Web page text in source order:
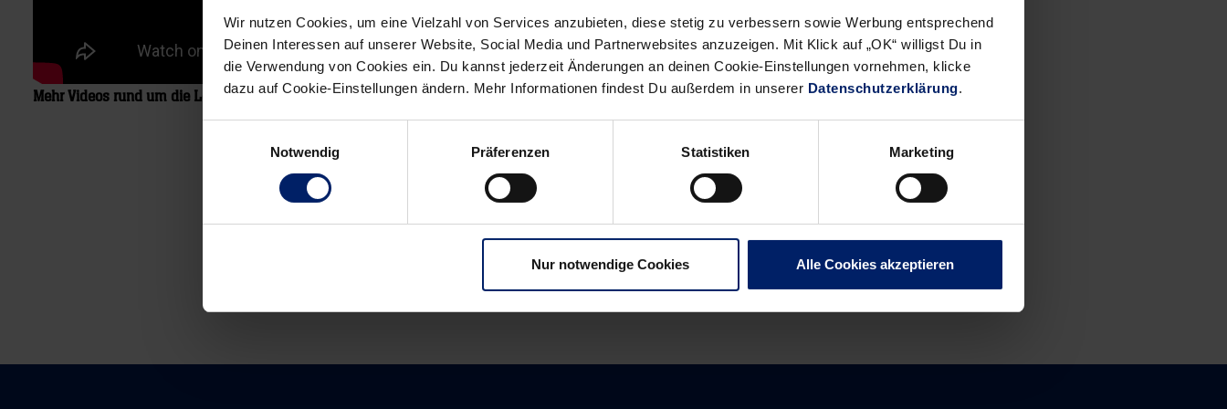
Wir nutzen Cookies, um eine Vielzahl von Services anzubieten, diese stetig zu verbessern sowie Werbung entsprechend
Deinen Interessen auf unserer Website, Social Media und Partnerwebsites anzuzeigen. Mit Klick auf „OK“ willigst Du in
die Verwendung von Cookies ein. Du kannst jederzeit Änderungen an deinen Cookie-Einstellungen vornehmen, klicke
dazu auf Cookie-Einstellungen ändern. Mehr Informationen findest Du außerdem in unserer Datenschutzerklärung.
Notwendig
Präferenzen Statistiken Marketing
Nur notwendige Cookies Alle Cookies akzeptieren
Mehr Videos rund um die Löwen finden Siehier auf dem offiziellen YouTube-Kanal.
previous
Fans
können
beim
neuen
der
newst
VELUX
Champions
League:
ersten